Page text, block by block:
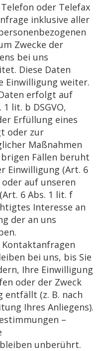
oder Telefax
inklusive aller
Zwecke der
bei uns
Diese Daten
Einwilligung weiter.
erfolgt auf
lit. b DSGVO,
Erfüllung eines
oder zur
Maßnahmen
Fällen beruht
Einwilligung (Art. 6
oder auf unseren
6 Abs. 1 lit. f
Interesse an
der an uns
Kontaktanfragen
bei uns, bis Sie
Ihre Einwilligung
oder der Zweck
entfällt (z. B. nach
Ihres Anliegens).
–
unberührt.